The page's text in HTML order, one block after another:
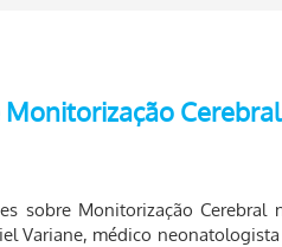
sobre Monitorização Cerebral
Variane, médico